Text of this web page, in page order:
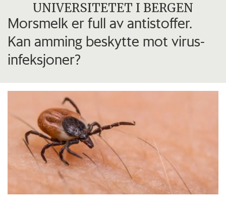
UNIVERSITETET I BERGEN
Morsmelk er full av antistoffer.
Kan amming beskytte mot virus-
infeksjoner?